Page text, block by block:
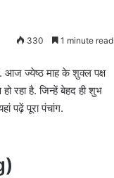
330 1 minute read
आज ज्येष्ठ माह के शुक्ल पक्ष
हो रहा है. जिन्हें बेहद ही शुभ
पढ़ें पूरा पंचांग.